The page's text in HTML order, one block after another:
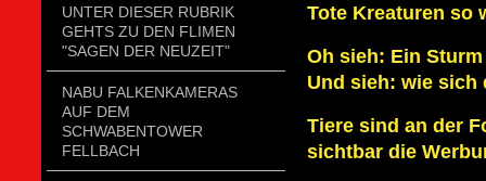
UNTER DIESER RUBRIK
GEHTS ZU DEN FLIMEN
"SAGEN DER NEUZEIT"
NABU FALKENKAMERAS
AUF DEM
SCHWABENTOWER
FELLBACH
Tote Kreaturen so
Oh sieh: Ein
Und sieh: wie sich
Tiere sind an der
sichtbar die